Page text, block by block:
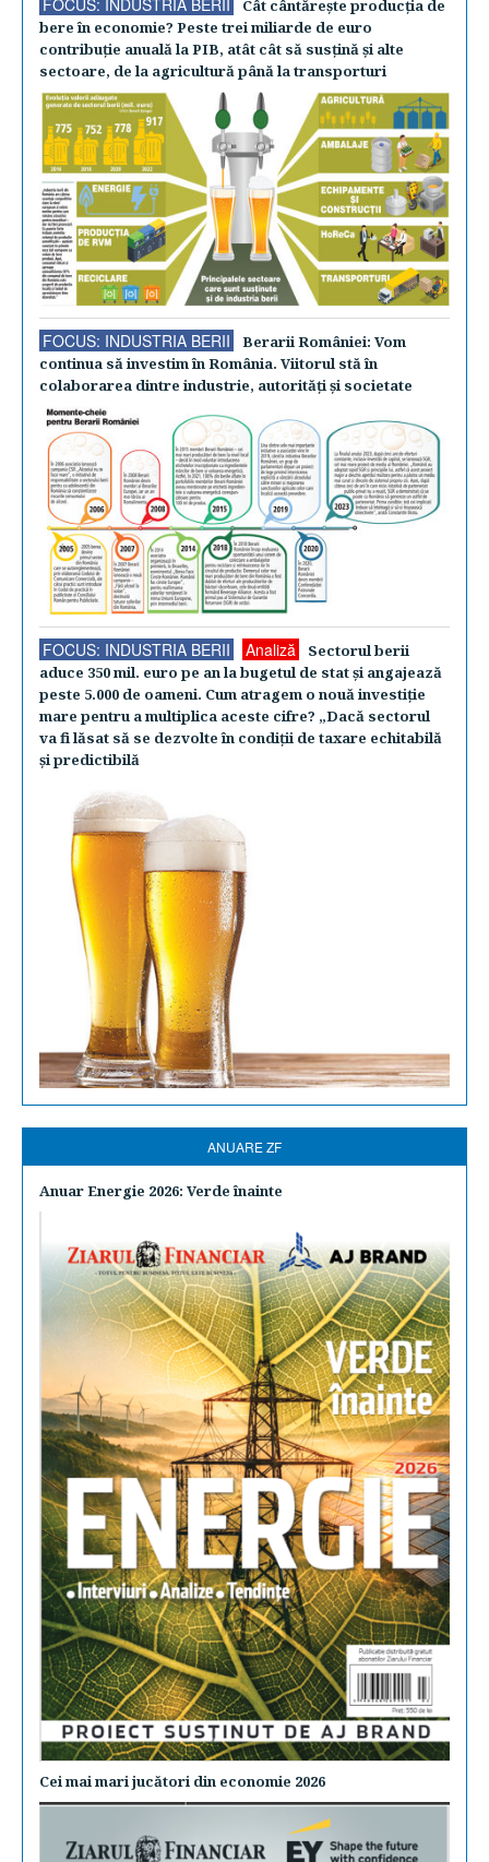
FOCUS: INDUSTRIA BERII
Cât cântăreşte producţia de
bere în economie? Peste trei miliarde de euro
contribuţie anuală la PIB, atât cât să susţină şi alte
sectoare, de la agricultură până la transporturi
FOCUS: INDUSTRIA BERII
Berarii României: Vom
continua să investim în România. Viitorul stă în
colaborarea dintre industrie, autorităţi şi societate
FOCUS: INDUSTRIA BERII Analiză
Sectorul berii
aduce 350 mil. euro pe an la bugetul de stat şi angajează
peste 5.000 de oameni. Cum atragem o nouă investiţie
mare pentru a multiplica aceste cifre? „Dacă sectorul
va fi lăsat să se dezvolte în condiţii de taxare echitabilă
şi predictibilă
ANUARE ZF
Anuar Energie 2026: Verde înainte
Cei mai mari jucători din economie 2026